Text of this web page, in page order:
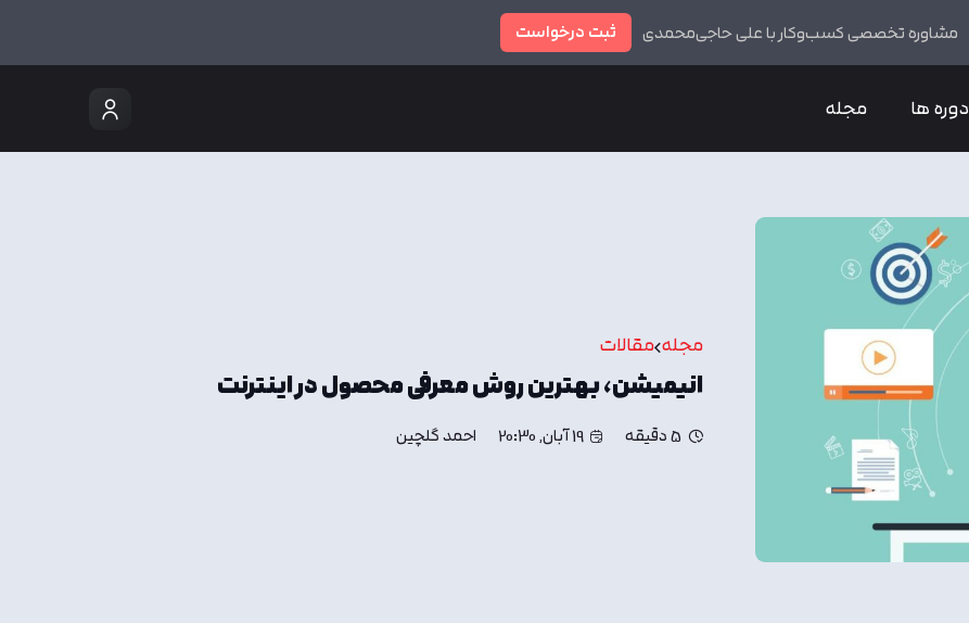
مشاوره تخصصی کسب‌وکار با علی حاجی‌محمدی ثبت درخواست
دوره ها مجله
مجله مقالات
انیمیشن، بهترین روش معرفی محصول در اینترنت
5 دقیقه 19 آبان, 20:30 احمد گلچین